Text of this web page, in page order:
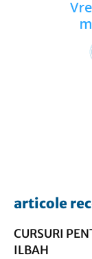
articole
CURSURI
ILBAH